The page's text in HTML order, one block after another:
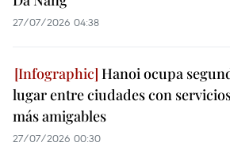
27/07/2026 04:38
Hanoi ocupa
lugar entre ciudades con
más amigables
27/07/2026 00:30